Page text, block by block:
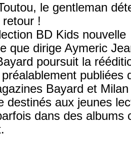
le gentleman
!
BD Kids nouvelle
que dirige Aymeric
poursuit la
publiées
Bayard et Milan
destinés aux jeunes
dans des albums